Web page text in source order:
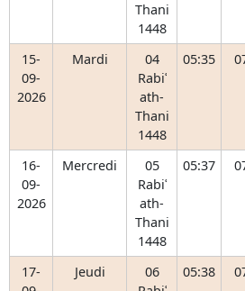
Thani
1448
15-
09-
2026
Mardi
04
Rabiʿ
ath-
Thani
1448
05:35
16-
09-
2026
Mercredi
05
Rabiʿ
ath-
Thani
1448
05:37
17-
Jeudi
06
05:38